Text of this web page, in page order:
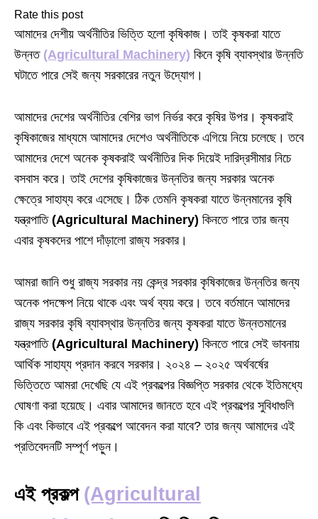
Rate this post
আমাদের দেশীয় অর্থনীতির ভিত্তি হলো কৃষিকাজ। তাই কৃষকরা যাতে
উন্নত (Agricultural Machinery) কিনে কৃষি ব্যাবস্থার উন্নতি
ঘটাতে পারে সেই জন্য সরকারের নতুন উদ্যোগ।
আমাদের দেশের অর্থনীতির বেশির ভাগ নির্ভর করে কৃষির উপর। কৃষকরাই
কৃষিকাজের মাধ্যমে আমাদের দেশেও অর্থনীতিকে এগিয়ে নিয়ে চলেছে। তবে
আমাদের দেশে অনেক কৃষকরাই অর্থনীতির দিক দিয়েই দারিদ্রসীমার নিচে
বসবাস করে। তাই দেশের কৃষিকাজের উন্নতির জন্য সরকার অনেক
ক্ষেত্রে সাহায্য করে এসেছে। ঠিক তেমনি কৃষকরা যাতে উন্নমানের কৃষি
যন্ত্রপাতি (Agricultural Machinery) কিনতে পারে তার জন্য
এবার কৃষকদের পাশে দাঁড়ালো রাজ্য সরকার।
আমরা জানি শুধু রাজ্য সরকার নয় কেন্দ্র সরকার কৃষিকাজের উন্নতির জন্য
অনেক পদক্ষেপ নিয়ে থাকে এবং অর্থ ব্যয় করে। তবে বর্তমানে আমাদের
রাজ্য সরকার কৃষি ব্যাবস্থার উন্নতির জন্য কৃষকরা যাতে উন্নতমানের
যন্ত্রপাতি (Agricultural Machinery) কিনতে পারে সেই ভাবনায়
আর্থিক সাহায্য প্রদান করবে সরকার। ২০২৪ – ২০২৫ অর্থবর্ষের
ভিত্তিতে আমরা দেখেছি যে এই প্রকল্পের বিজ্ঞপ্তি সরকার থেকে ইতিমধ্যে
ঘোষণা করা হয়েছে। এবার আমাদের জানতে হবে এই প্রকল্পের সুবিধাগুলি
কি এবং কিভাবে এই প্রকল্পে আবেদন করা যাবে? তার জন্য আমাদের এই
প্রতিবেদনটি সম্পূর্ণ পড়ুন।
এই প্রকল্প (Agricultural